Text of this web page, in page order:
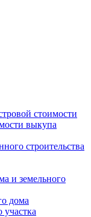
стоимости
выкупа
строительства
и земельного
дома
участка